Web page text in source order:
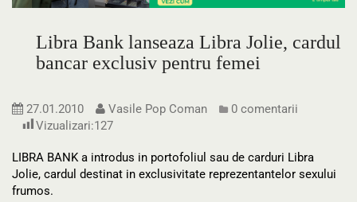
Libra Bank lanseaza Libra Jolie, cardul
bancar exclusiv pentru femei
27.01.2010 Vasile Pop Coman
0 comentarii
Vizualizari:127
LIBRA BANK a introdus in portofoliul sau de carduri Libra
Jolie, cardul destinat in exclusivitate reprezentantelor sexului
frumos.